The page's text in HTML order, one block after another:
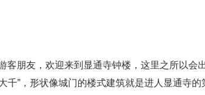
客朋友，欢迎来到显通寺钟楼，这里之所以会
千”，形状像城门的楼式建筑就是进人显通寺